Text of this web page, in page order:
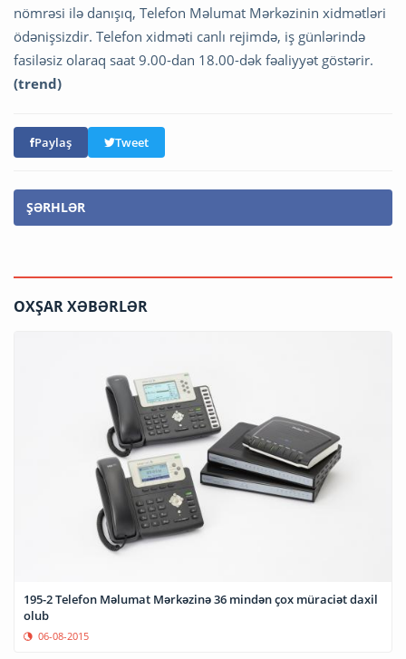
nömrəsi ilə danışıq, Telefon Məlumat Mərkəzinin xidmətləri
ödənişsizdir. Telefon xidməti canlı rejimdə, iş günlərində
fasiləsiz olaraq saat 9.00-dan 18.00-dək fəaliyyət göstərir.
(trend)
Paylaş Tweet
ŞƏRHLƏR
OXŞAR XƏBƏRLƏR
195-2 Telefon Məlumat Mərkəzinə 36 mindən çox müraciət daxil
olub
06-08-2015